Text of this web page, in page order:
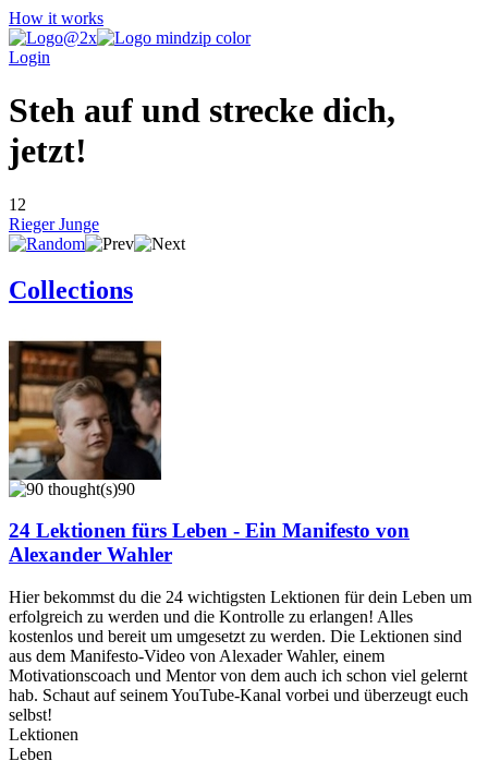
How it works
Login
Steh auf und strecke dich,
jetzt!
12
Rieger Junge
Collections
90
24 Lektionen fürs Leben - Ein Manifesto von
Alexander Wahler
Hier bekommst du die 24 wichtigsten Lektionen für dein Leben um
erfolgreich zu werden und die Kontrolle zu erlangen! Alles
kostenlos und bereit um umgesetzt zu werden. Die Lektionen sind
aus dem Manifesto-Video von Alexader Wahler, einem
Motivationscoach und Mentor von dem auch ich schon viel gelernt
hab. Schaut auf seinem YouTube-Kanal vorbei und überzeugt euch
selbst!
Lektionen
Leben